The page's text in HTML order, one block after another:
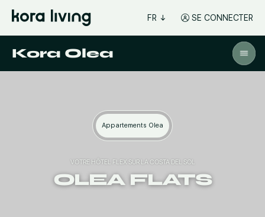
FR SE CONNECTER
Kora Olea
Appartements Olea
VOTRE HÔTEL FLEX SUR LA COSTA DEL SOL
OLEA FLATS